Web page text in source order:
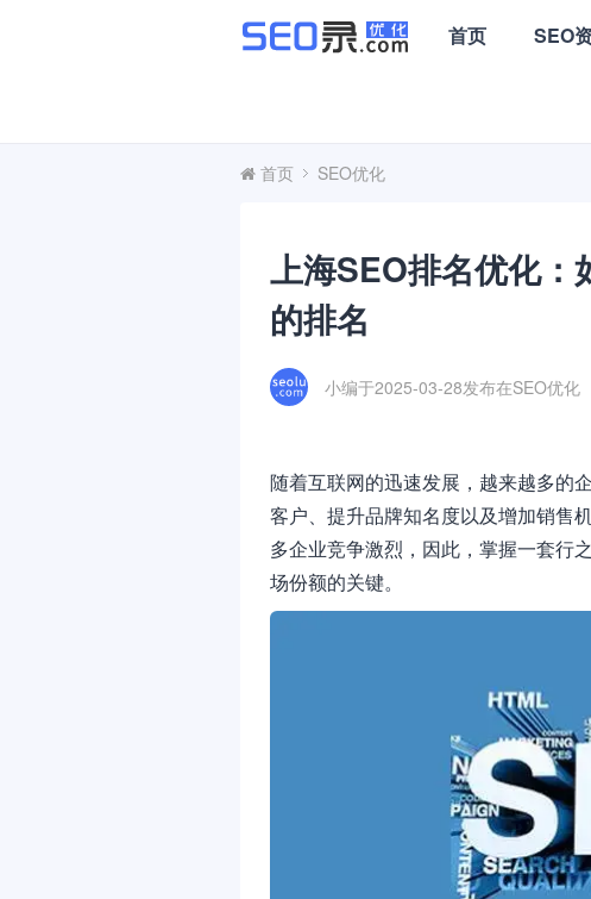
首页 SEO
首页 SEO优化
上海SEO排名优化：
的排名
小编于2025-03-28发布在SEO优化
随着互联网的迅速发展，越来越多的
客户、提升品牌知名度以及增加销售
多企业竞争激烈，因此，掌握一套行
场份额的关键。